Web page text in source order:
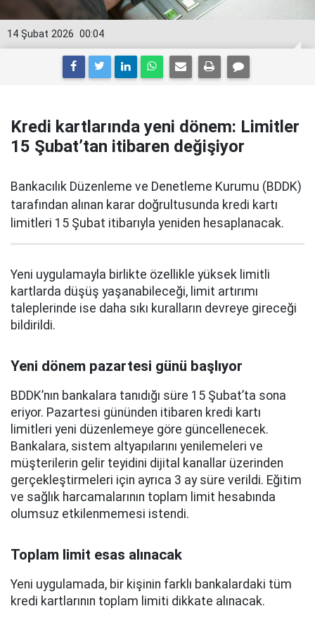
00:04
14 Şubat 2026
Kredi kartlarında yeni dönem: Limitler
15 Şubat’tan itibaren değişiyor
Bankacılık Düzenleme ve Denetleme Kurumu (BDDK)
tarafından alınan karar doğrultusunda kredi kartı
limitleri 15 Şubat itibarıyla yeniden hesaplanacak.
Yeni uygulamayla birlikte özellikle yüksek limitli
kartlarda düşüş yaşanabileceği, limit artırımı
taleplerinde ise daha sıkı kuralların devreye gireceği
bildirildi.
Yeni dönem pazartesi günü başlıyor
BDDK’nın bankalara tanıdığı süre 15 Şubat’ta sona
eriyor. Pazartesi gününden itibaren kredi kartı
limitleri yeni düzenlemeye göre güncellenecek.
Bankalara, sistem altyapılarını yenilemeleri ve
müşterilerin gelir teyidini dijital kanallar üzerinden
gerçekleştirmeleri için ayrıca 3 ay süre verildi. Eğitim
ve sağlık harcamalarının toplam limit hesabında
olumsuz etkilenmemesi istendi.
Toplam limit esas alınacak
Yeni uygulamada, bir kişinin farklı bankalardaki tüm
kredi kartlarının toplam limiti dikkate alınacak.